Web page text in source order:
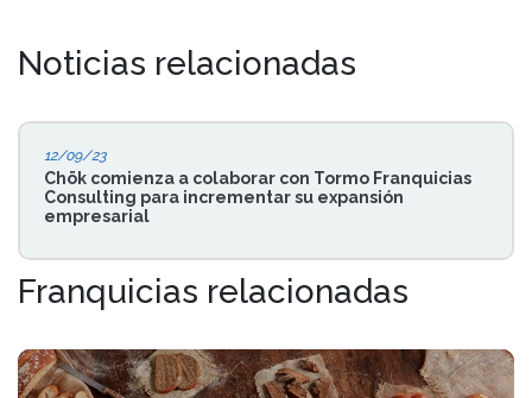
Noticias relacionadas
12/09/23
Chök comienza a colaborar con Tormo Franquicias
Consulting para incrementar su expansión
empresarial
Franquicias relacionadas